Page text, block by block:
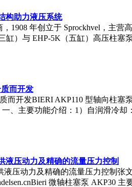
构助力液压系统
1908 年创立于 Sprockhvel，主
）与 EHP-5K（五缸）高压柱塞泵
而开发
而开发BIERI AKP110 型轴向柱
、主要功能介绍：1）自润滑冷却
液压动力及精确的流量压力控制
压动力及精确的流量压力控制张
微轴柱塞泵 AKP30 主